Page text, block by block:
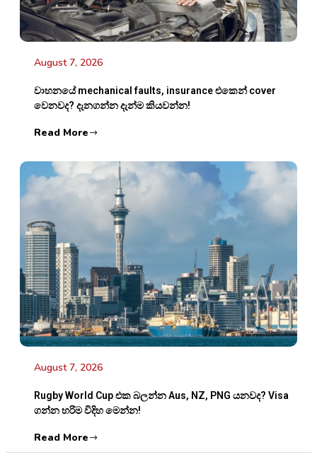
August 7, 2026
වාහනයේ mechanical faults, insurance එකෙන් cover
වෙනවද? දැනගන්න දැන්ම කියවන්න!
Read More
August 7, 2026
Rugby World Cup එක බලන්න Aus, NZ, PNG යනවද? Visa
ගන්න හරිම විදිහ මෙන්න!
Read More